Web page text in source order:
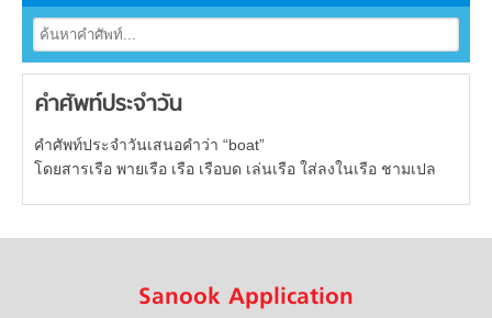
คำศัพท์ประจำวัน
คำศัพท์ประจำวันเสนอคำว่า “boat”
โดยสารเรือ พายเรือ เรือ เรือบด เล่นเรือ ใส่ลงในเรือ ชามเปล
Sanook Application